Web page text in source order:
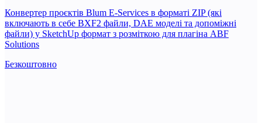
Конвертер проєктів Blum E-Services в форматі ZIP (які
включають в себе BXF2 файли, DAE моделі та допоміжні
файли) у SketchUp формат з розміткою для плагіна ABF
Solutions
Безкоштовно